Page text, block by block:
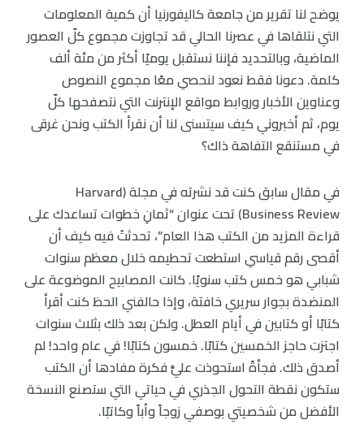
يوضح لنا تقرير من جامعة كاليفورنيا أن كمية المعلومات
التي نتلقاها في عصرنا الحالي قد تجاوزت مجموع كلّ العصور
الماضية، وبالتحديد فإننا نستقبل يوميًا أكثر من مئة ألف
كلمة. دعونا فقط نعود لنحصي معًا مجموع النصوص
وعناوين الأخبار وروابط مواقع الإنترنت التي نتصفحها كلّ
يوم، ثم أخبروني كيف سيتسنى لنا أن نقرأ الكتب ونحن غرقى
في مستنقع التفاهة ذاك؟
في مقال سابق كنت قد نشرته في مجلة (Harvard
Business Review) تحت عنوان “ثمانِ خطوات تساعدك على
قراءة المزيد من الكتب هذا العام”، تحدثتُ فيه كيف أن
أقصى رقم قياسي استطعت تحطيمه خلال معظم سنوات
شبابي هو خمس كتب سنويًا. كانت المصابيح الموضوعة على
المنضدة بجوار سريري خافتة، وإذا حالفني الحظ كنت أقرأ
كتابًا أو كتابين في أيام العطل. ولكن بعد ذلك بثلاث سنوات
اجتزت حاجز الخمسين كتابًا. خمسون كتابًا! في عام واحد! لم
أصدق ذلك. فجأةً استحوذت عليَّ فكرة مفادها أن الكتب
ستكون نقطة التحول الجذري في حياتي التي ستصنع النسخة
الأفضل من شخصيتي بوصفي زوجاً وأباً وكاتبًا.